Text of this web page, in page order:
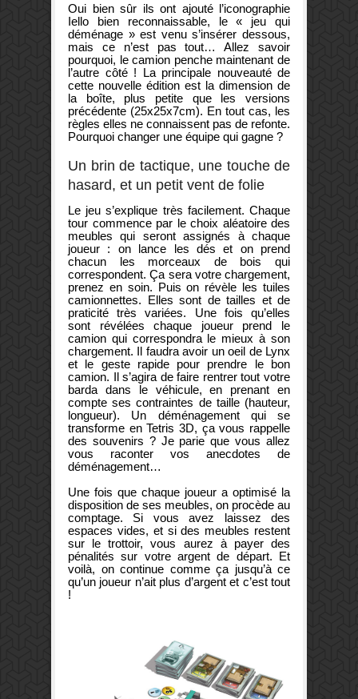
Oui bien sûr ils ont ajouté l’iconographie
Iello bien reconnaissable, le « jeu qui
déménage » est venu s’insérer dessous,
mais ce n’est pas tout… Allez savoir
pourquoi, le camion penche maintenant de
l’autre côté ! La principale nouveauté de
cette nouvelle édition est la dimension de
la boîte, plus petite que les versions
précédente (25x25x7cm). En tout cas, les
règles elles ne connaissent pas de refonte.
Pourquoi changer une équipe qui gagne ?
Un brin de tactique, une touche de
hasard, et un petit vent de folie
Le jeu s’explique très facilement. Chaque
tour commence par le choix aléatoire des
meubles qui seront assignés à chaque
joueur : on lance les dés et on prend
chacun les morceaux de bois qui
correspondent. Ça sera votre chargement,
prenez en soin. Puis on révèle les tuiles
camionnettes. Elles sont de tailles et de
praticité très variées. Une fois qu’elles
sont révélées chaque joueur prend le
camion qui correspondra le mieux à son
chargement. Il faudra avoir un oeil de Lynx
et le geste rapide pour prendre le bon
camion. Il s’agira de faire rentrer tout votre
barda dans le véhicule, en prenant en
compte ses contraintes de taille (hauteur,
longueur). Un déménagement qui se
transforme en Tetris 3D, ça vous rappelle
des souvenirs ? Je parie que vous allez
vous raconter vos anecdotes de
déménagement…
Une fois que chaque joueur a optimisé la
disposition de ses meubles, on procède au
comptage. Si vous avez laissez des
espaces vides, et si des meubles restent
sur le trottoir, vous aurez à payer des
pénalités sur votre argent de départ. Et
voilà, on continue comme ça jusqu’à ce
qu’un joueur n’ait plus d’argent et c’est tout
!